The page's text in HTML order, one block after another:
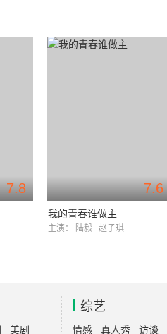
7.8 7.6
我的青春谁做主
主演： 陆毅 赵子琪
美剧
综艺
情感 真人秀 访谈